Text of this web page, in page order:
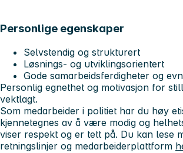
Personlige egenskaper
Selvstendig og strukturert
Løsnings- og utviklingsorientert
Gode samarbeidsferdigheter og
Personlig egnethet og motivasjon for
vektlagt.
Som medarbeider i politiet har du høy
kjennetegnes av å være modig og
viser respekt og er tett på. Du kan lese
retningslinjer og medarbeiderplattform